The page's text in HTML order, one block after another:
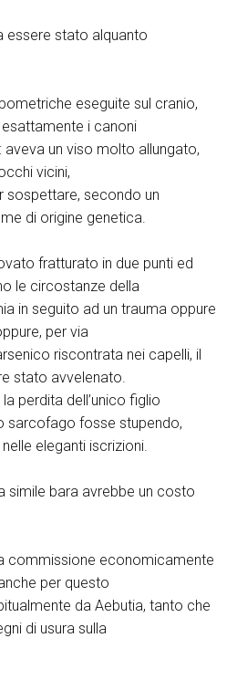
essere stato alquanto
eseguite sul cranio,
i canoni
aveva un viso molto allungato,
vicini,
sospettare, secondo un
di origine genetica.
fratturato in due punti ed
le circostanze della
in seguito ad un trauma oppure
per via
riscontrata nei capelli, il
stato avvelenato.
perdita dell’unico figlio
sarcofago fosse stupendo,
eleganti iscrizioni.
simile bara avrebbe un costo
commissione economicamente
per questo
da Aebutia, tanto che
di usura sulla